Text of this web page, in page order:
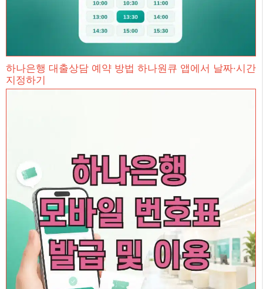
하나은행 대출상담 예약 방법 하나원큐 앱에서 날짜·시간
지정하기